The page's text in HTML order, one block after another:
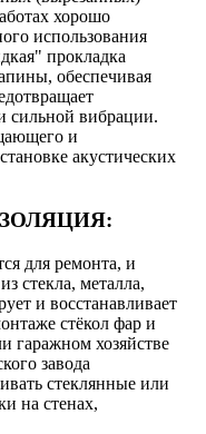
хорошо
использования
прокладка
обеспечивая
сильной вибрации.
и
акустических
для ремонта, и
стекла, металла,
и восстанавливает
стёкол фар и
гаражном хозяйстве
завода
стеклянные или
на стенах,